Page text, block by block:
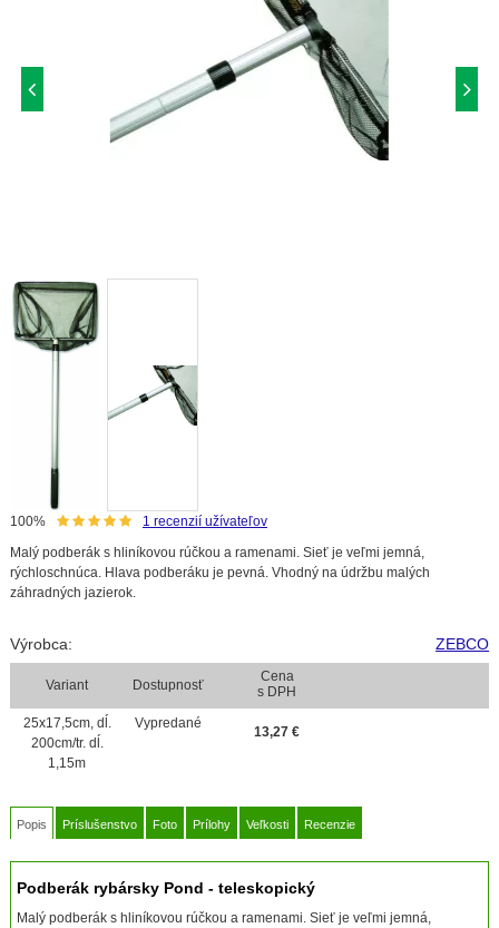
100% 1 recenzií užívateľov
Malý podberák s hliníkovou rúčkou a ramenami. Sieť je veľmi jemná,
rýchloschnúca. Hlava podberáku je pevná. Vhodný na údržbu malých
záhradných jazierok.
Výrobca: ZEBCO
Variant Dostupnosť
Cena
s DPH
25x17,5cm, dĺ.
200cm/tr. dĺ.
1,15m
Vypredané
13,27 €
Popis Príslušenstvo Foto Prílohy Veľkosti Recenzie
Podberák rybársky Pond - teleskopický
Malý podberák s hliníkovou rúčkou a ramenami. Sieť je veľmi jemná,